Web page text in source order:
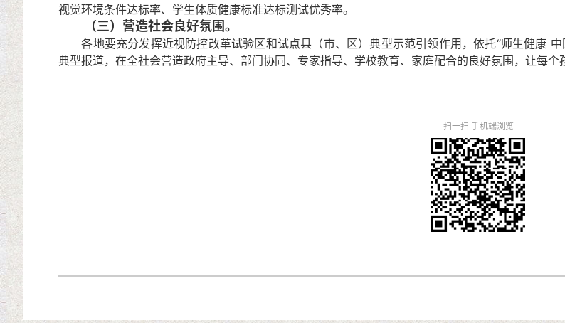
视觉环境条件达标率、学生体质健康标准达标测试优秀率。
（三）营造社会良好氛围。
各地要充分发挥近视防控改革试验区和试点县（市、区）典型示范引领作用，依托“师生健康 中
典型报道，在全社会营造政府主导、部门协同、专家指导、学校教育、家庭配合的良好氛围，让每个
扫一扫 手机端浏览